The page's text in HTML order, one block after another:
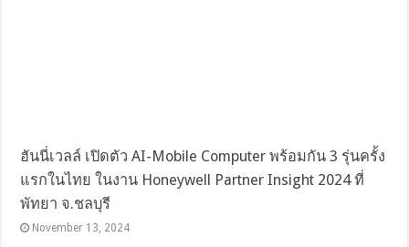
ฮันนี่เวลล์ เปิดตัว AI-Mobile Computer พร้อมกัน 3 รุ่นครั้ง
แรกในไทย ในงาน Honeywell Partner Insight 2024 ที่
พัทยา จ.ชลบุรี
November 13, 2024